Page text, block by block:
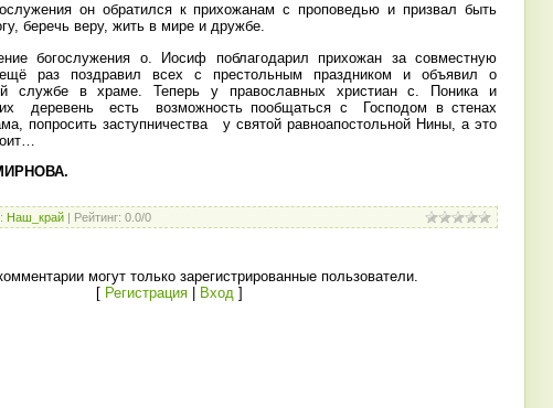
он обратился к прихожанам с проповедью и призвал быть
беречь веру, жить в мире и дружбе.
богослужения о. Иосиф поблагодарил прихожан за совместную
раз поздравил всех с престольным праздником и объявил о
службе в храме. Теперь у православных христиан с. Поника и
деревень есть возможность пообщаться с Господом в стенах
попросить заступничества у святой равноапостольной Нины, а это
: Наш_край Рейтинг: 0.0/0
могут только зарегистрированные пользователи.
[ Регистрация| Вход]